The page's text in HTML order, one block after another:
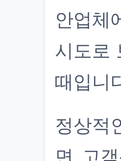
안업체
시도로
때입니
정상적
면 고